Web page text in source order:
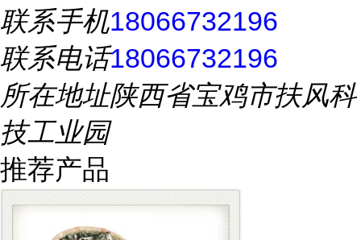
联系手机18066732196
联系电话18066732196
所在地址陕西省宝鸡市扶风科
技工业园
推荐产品